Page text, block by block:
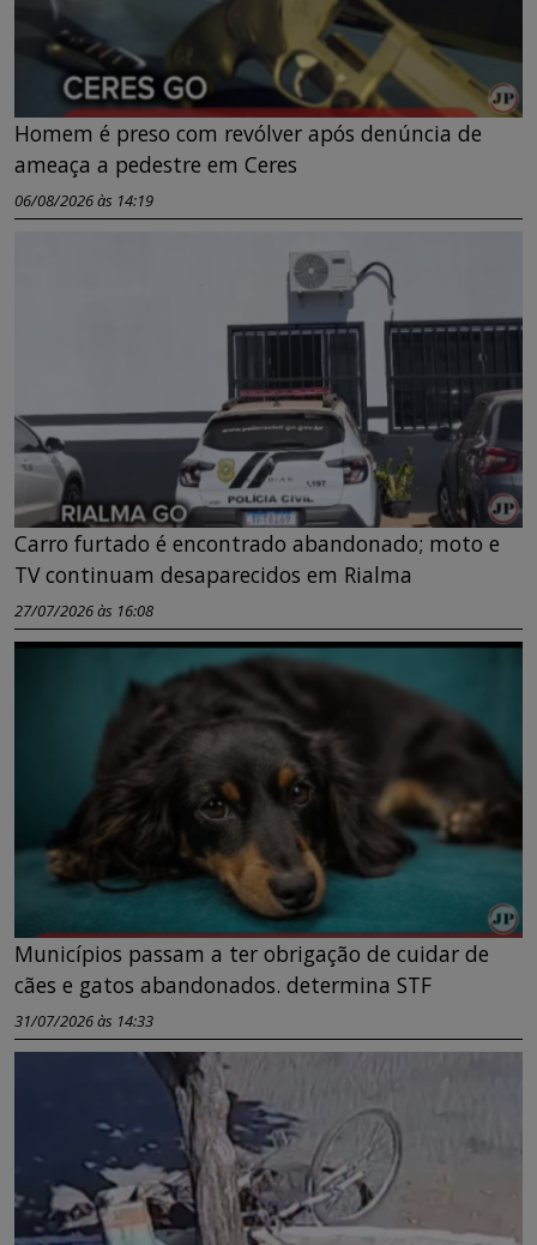
Homem é preso com revólver após denúncia de
ameaça a pedestre em Ceres
06/08/2026 às 14:19
Carro furtado é encontrado abandonado; moto e
TV continuam desaparecidos em Rialma
27/07/2026 às 16:08
Municípios passam a ter obrigação de cuidar de
cães e gatos abandonados. determina STF
31/07/2026 às 14:33